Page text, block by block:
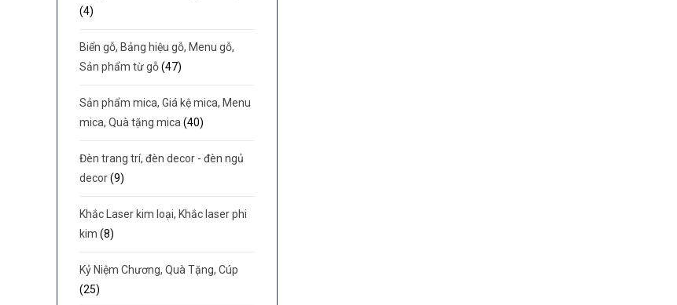
(4)
Biển gỗ, Bảng hiệu gỗ, Menu gỗ,
Sản phẩm từ gỗ(47)
Sản phẩm mica, Giá kệ mica, Menu
mica, Quà tặng mica(40)
Đèn trang trí, đèn decor - đèn ngủ
decor(9)
Khắc Laser kim loại, Khắc laser phi
kim (8)
Kỷ Niệm Chương, Quà Tặng, Cúp
(25)